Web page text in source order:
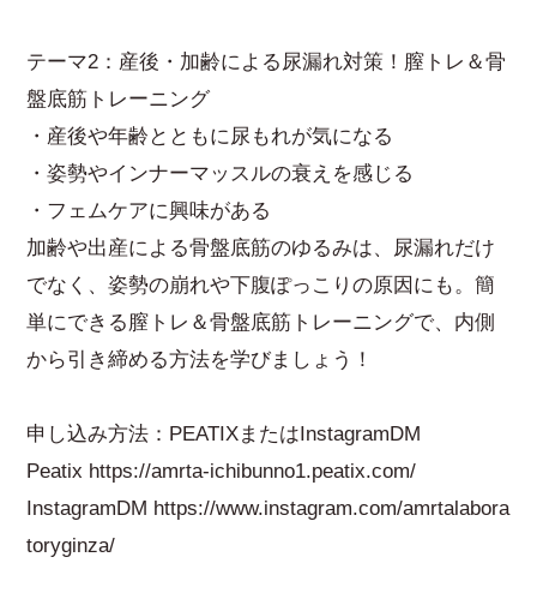
テーマ2：産後・加齢による尿漏れ対策！膣トレ＆骨
盤底筋トレーニング
・産後や年齢とともに尿もれが気になる
・姿勢やインナーマッスルの衰えを感じる
・フェムケアに興味がある
加齢や出産による骨盤底筋のゆるみは、尿漏れだけ
でなく、姿勢の崩れや下腹ぽっこりの原因にも。簡
単にできる膣トレ＆骨盤底筋トレーニングで、内側
から引き締める方法を学びましょう！
申し込み方法：PEATIXまたはInstagramDM
Peatix https://amrta-ichibunno1.peatix.com/
InstagramDM https://www.instagram.com/amrtalabora
toryginza/